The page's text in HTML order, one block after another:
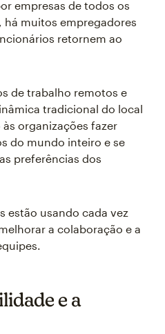
empresas de todos os
há muitos empregadores
retornem ao
de trabalho remotos e
tradicional do local
organizações fazer
do mundo inteiro e se
preferências dos
estão usando cada vez
a colaboração e a
e a